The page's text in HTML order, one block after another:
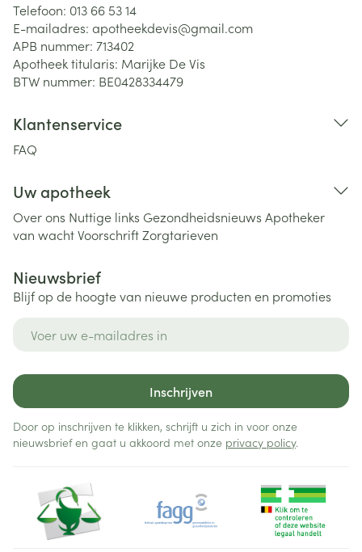
Telefoon: 013 66 53 14
E-mailadres: apotheekdevis@gmail.com
APB nummer: 713402
Apotheek titularis: Marijke De Vis
BTW nummer: BE0428334479
Klantenservice
FAQ
Uw apotheek
Over ons Nuttige links Gezondheidsnieuws Apotheker
van wachtVoorschriftZorgtarieven
Nieuwsbrief
Blijf op de hoogte van nieuwe producten en promoties
Inschrijven
Door op inschrijven te klikken, schrijft u zich in voor onze
nieuwsbrief en gaat u akkoord met onze privacy policy.